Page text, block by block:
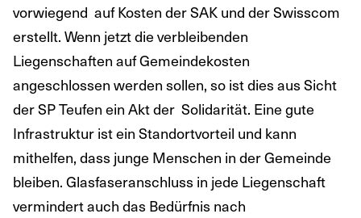
vorwiegend auf Kosten der SAK und der Swisscom
erstellt. Wenn jetzt die verbleibenden
Liegenschaften auf Gemeindekosten
angeschlossen werden sollen, so ist dies aus Sicht
der SP Teufen ein Akt der Solidarität. Eine gute
Infrastruktur ist ein Standortvorteil und kann
mithelfen, dass junge Menschen in der Gemeinde
bleiben. Glasfaseranschluss in jede Liegenschaft
vermindert auch das Bedürfnis nach